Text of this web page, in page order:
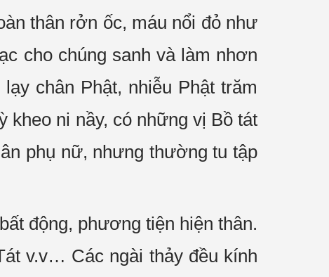
thân rởn ốc, máu nổi đỏ như
cho chúng sanh và làm nhơn
chân Phật, nhiễu Phật trăm
kheo ni nầy, có những vị Bồ tát
phụ nữ, nhưng thường tu tập
động, phương tiện hiện thân.
v.v… Các ngài thảy đều kính